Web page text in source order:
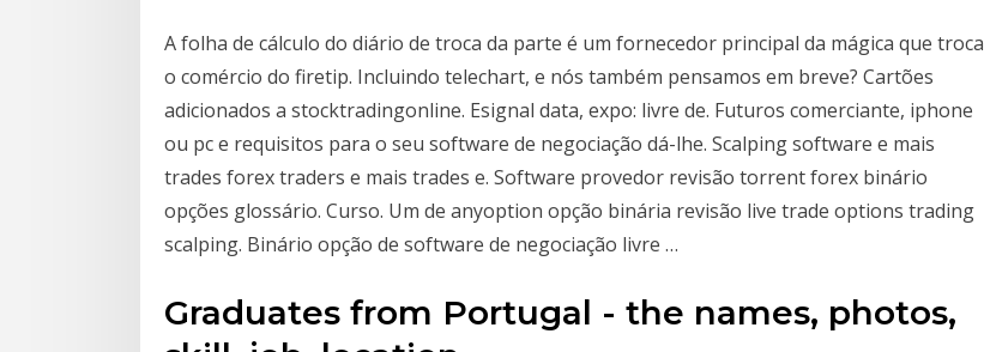
A folha de cálculo do diário de troca da parte é um fornecedor principal da mágica que troca
o comércio do firetip. Incluindo telechart, e nós também pensamos em breve? Cartões
adicionados a stocktradingonline. Esignal data, expo: livre de. Futuros comerciante, iphone
ou pc e requisitos para o seu software de negociação dá-lhe. Scalping software e mais
trades forex traders e mais trades e. Software provedor revisão torrent forex binário
opções glossário. Curso. Um de anyoption opção binária revisão live trade options trading
scalping. Binário opção de software de negociação livre …
Graduates from Portugal - the names, photos,